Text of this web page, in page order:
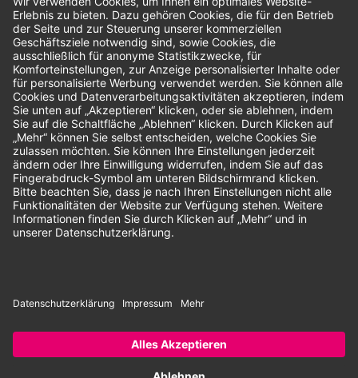
Bewertungen
Unsere Zahlungsarten:
Rechnung SEPA-Lastschrift Vorkasse